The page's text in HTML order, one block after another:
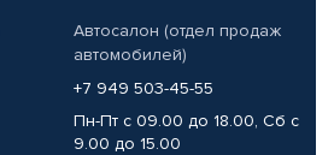
Автосалон (отдел продаж
автомобилей)
+7 949 503-45-55
Пн-Пт с 09.00 до 18.00, Сб с
9.00 до 15.00